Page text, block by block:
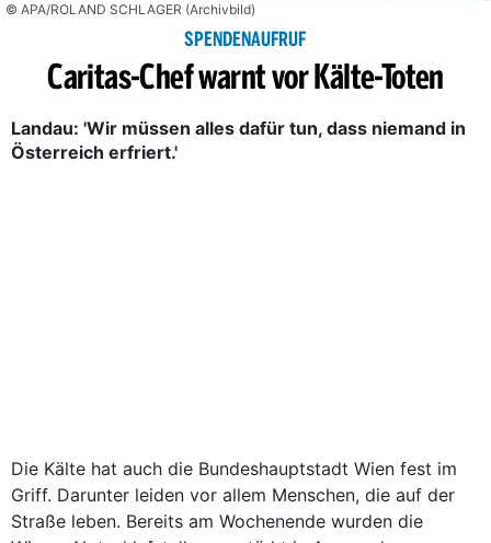
© APA/ROLAND SCHLAGER (Archivbild)
SPENDENAUFRUF
Caritas-Chef warnt vor Kälte-Toten
Landau: 'Wir müssen alles dafür tun, dass niemand in
Österreich erfriert.'
Die Kälte hat auch die Bundeshauptstadt Wien fest im
Griff. Darunter leiden vor allem Menschen, die auf der
Straße leben. Bereits am Wochenende wurden die